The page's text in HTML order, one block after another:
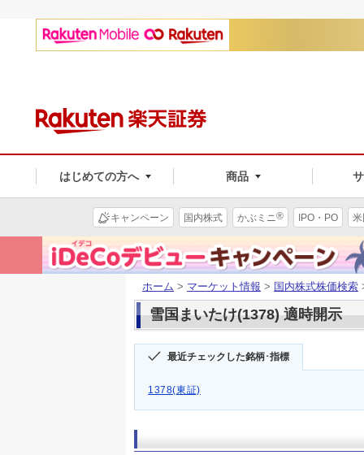
はじめての方へ 商品
キャンペーン 国内株式 かぶミニ® IPO・PO
ホーム > マーケット情報 > 国内株式株価検索
雪国まいたけ(1378) 適時開示
最近チェックした銘柄･指標
1378(東証)